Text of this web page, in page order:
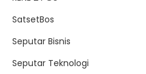
SatsetBos
Seputar Bisnis
Seputar Teknologi